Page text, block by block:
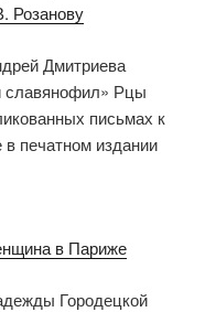
Розанову
Дмитриева
славянофил» Рцы
письмах к
печатном издании
в Париже
Городецкой